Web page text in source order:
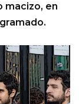
macizo, en